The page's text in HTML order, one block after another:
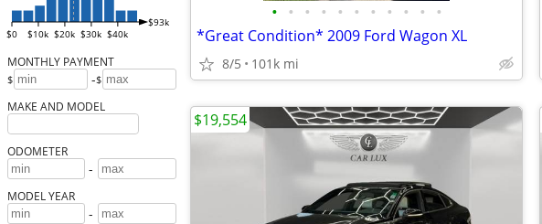
$0 $10k $20k $30k $40k
$93k
MONTHLY PAYMENT
$ -$
MAKE AND MODEL
ODOMETER
-
MODEL YEAR
-
• • • • • • • • • • •
*Great Condition* 2009 Ford Wagon XL
8/5 101k mi
$19,554